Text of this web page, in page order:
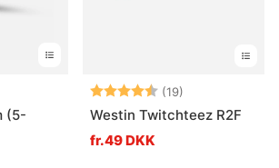
4.5 ud af 5 stjerner
(5-
Vurdering: (19)
Westin Twitchteez R2F
fr.49 DKK